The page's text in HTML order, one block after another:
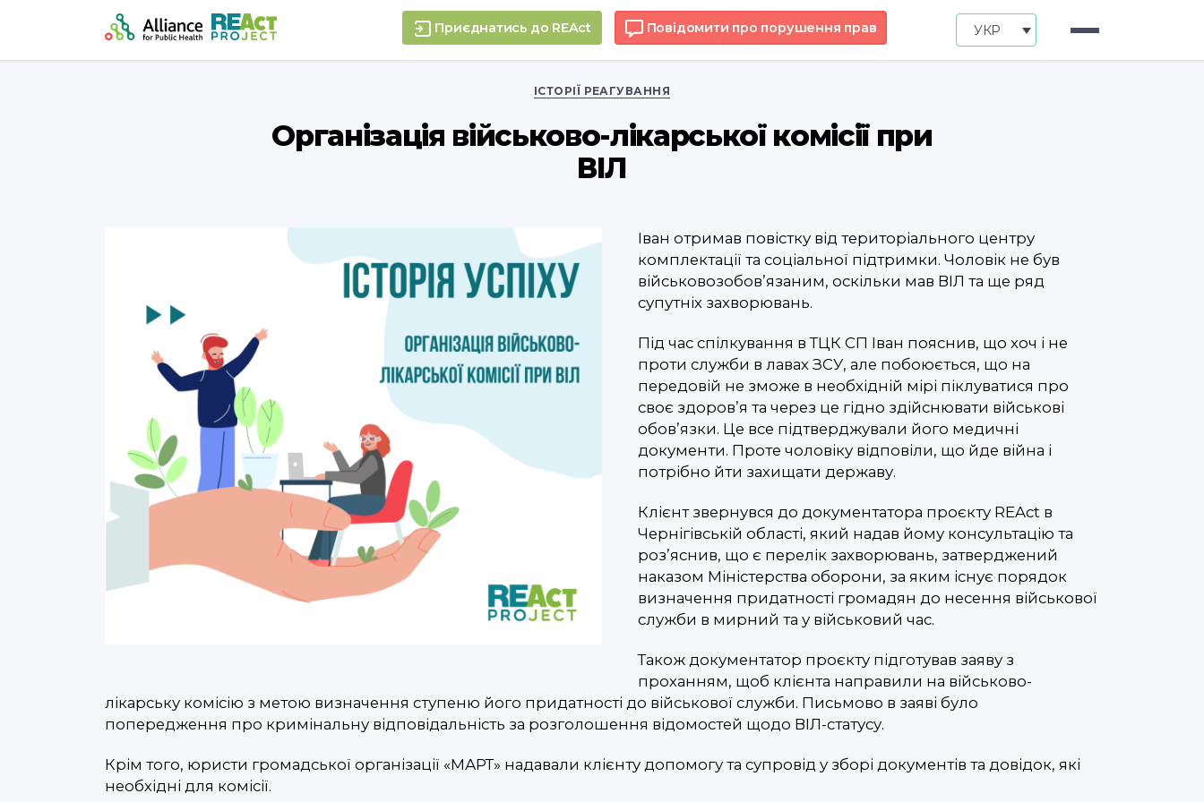
Приєднатись до REAct Повідомити про порушення прав УКР
Categories
ІСТОРІЇ РЕАГУВАННЯ
Організація військово-лікарської комісії при
ВІЛ
Іван отримав повістку від територіального центру
комплектації та соціальної підтримки. Чоловік не був
військовозобов’язаним, оскільки мав ВІЛ та ще ряд
супутніх захворювань.
Під час спілкування в ТЦК СП Іван пояснив, що хоч і не
проти служби в лавах ЗСУ, але побоюється, що на
передовій не зможе в необхідній мірі піклуватися про
своє здоров’я та через це гідно здійснювати військові
обов’язки. Це все підтверджували його медичні
документи. Проте чоловіку відповіли, що йде війна і
потрібно йти захищати державу.
Клієнт звернувся до документатора проєкту REAct в
Чернігівській області, який надав йому консультацію та
роз’яснив, що є перелік захворювань, затверджений
наказом Міністерства оборони, за яким існує порядок
визначення придатності громадян до несення військової
служби в мирний та у військовий час.
Також документатор проєкту підготував заяву з
проханням, щоб клієнта направили на військово-
лікарську комісію з метою визначення ступеню його придатності до військової служби. Письмово в заяві було
попередження про кримінальну відповідальність за розголошення відомостей щодо ВІЛ-статусу.
Крім того, юристи громадської організації «МАРТ» надавали клієнту допомогу та супровід у зборі документів та довідок, які
необхідні для комісії.